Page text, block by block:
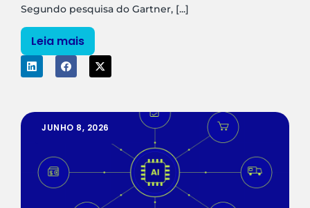
Segundo pesquisa do Gartner, [...]
Leia mais
JUNHO 8, 2026